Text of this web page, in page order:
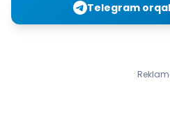
Telegram